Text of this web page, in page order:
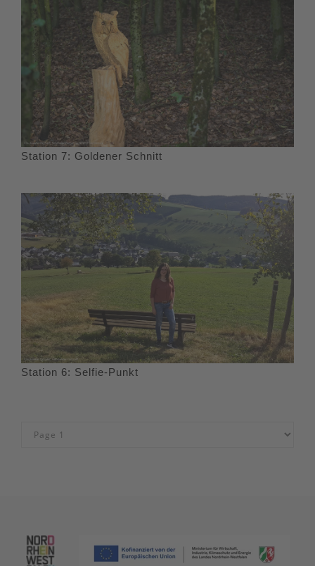
Station 7: Goldener Schnitt
Station 6: Selfie-Punkt